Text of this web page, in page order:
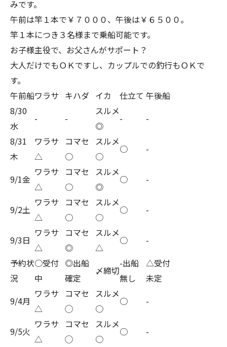
みです。
午前は竿１本で￥７０００、午後は￥６５００。
竿１本につき３名様まで乗船可能です。
お子様主役で、お父さんがサポート？
大人だけでもＯＫですし、カップルでの釣行もＯＫで
す。
午前船ワラサ キハダ イカ 仕立て 午後船
8/30
水
- -
スルメ
◎
-
-
8/31
木
ワラサ
△
コマセ
○
スルメ
○
○ -
9/1金
ワラサ
△
コマセ
○
スルメ
◎
○ -
9/2土
ワラサ
△
コマセ
○
スルメ
○
○ -
9/3日
ワラサ
△
コマセ
◎
スルメ
△
○
-
予約状
況
○受付
中
◎出船
確定
〆締切
-出船
無し
△受付
未定
9/4月
ワラサ
△
コマセ
◯
スルメ
○
○ -
9/5火
ワラサ
△
コマセ
◯
スルメ
○
○ -